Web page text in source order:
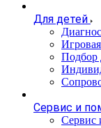
Для детей
Подбор
Сервис и
Сервис